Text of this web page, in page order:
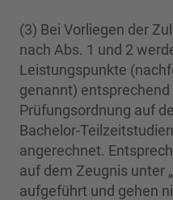
(3) Bei Vorliegen der
nach Abs. 1 und 2
Leistungspunkte
genannt) entsprechend
Prüfungsordnung auf
Bachelor-
angerechnet.
auf dem Zeugnis unter
aufgeführt und gehen